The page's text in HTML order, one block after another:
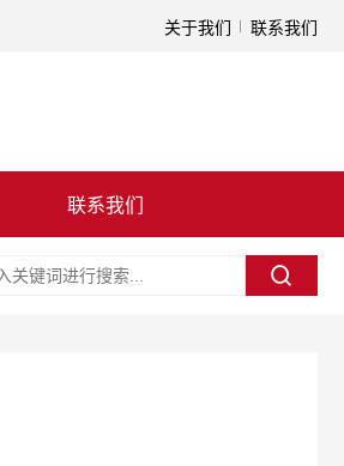
关于我们 联系我们
联系我们